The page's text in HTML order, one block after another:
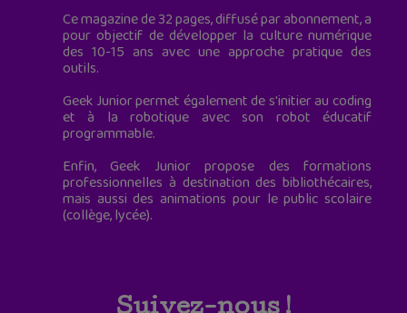
Ce magazine de 32 pages, diffusé par abonnement, a
pour objectif de développer la culture numérique
des 10-15 ans avec une approche pratique des
outils.
Geek Junior permet également de s'initier au coding
et à la robotique avec son robot éducatif
programmable.
Enfin, Geek Junior propose des formations
professionnelles à destination des bibliothécaires,
mais aussi des animations pour le public scolaire
(collège, lycée).